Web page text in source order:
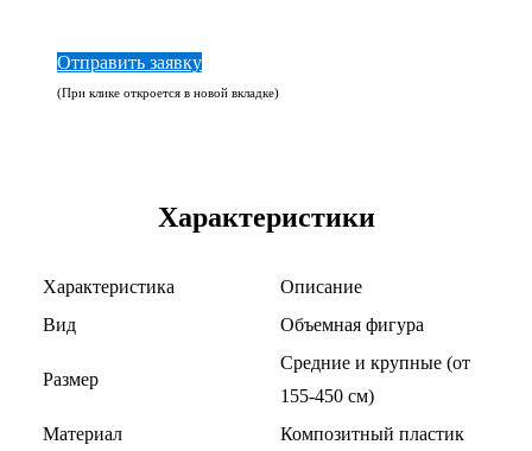
Отправить заявку
(При клике откроется в новой вкладке)
Характеристики
Характеристика
Описание
Вид
Объемная фигура
Размер
Средние и крупные (от
155-450 см)
Материал
Композитный пластик